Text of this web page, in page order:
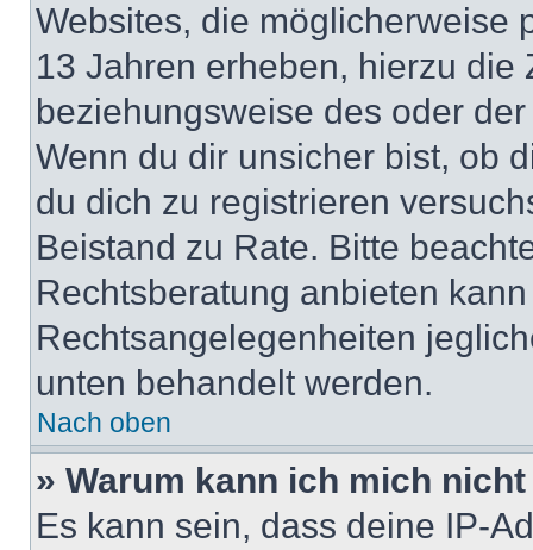
Websites, die möglicherweise
13 Jahren erheben, hierzu die
beziehungsweise des oder
Wenn du dir unsicher bist, ob
du dich zu registrieren
Beistand zu Rate. Bitte
Rechtsberatung anbieten
Rechtsangelegenheiten
unten behandelt werden.
Nach oben
» Warum kann ich mich
Es kann sein, dass deine IP-